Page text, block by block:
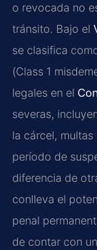
o revocada no
tránsito. Bajo el
se clasifica
(Class 1
legales en el
severas,
la cárcel,
período de
diferencia de
conlleva el
penal
de contar con